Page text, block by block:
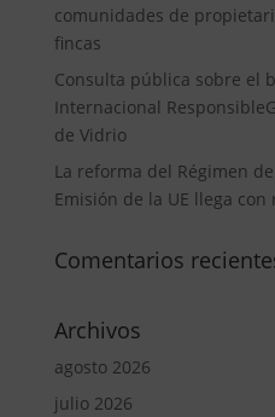
comunidades de
fincas
Consulta pública sobre el
Internacional
de Vidrio
La reforma del Régimen
Emisión de la UE llega con
Comentarios
Archivos
agosto 2026
julio 2026